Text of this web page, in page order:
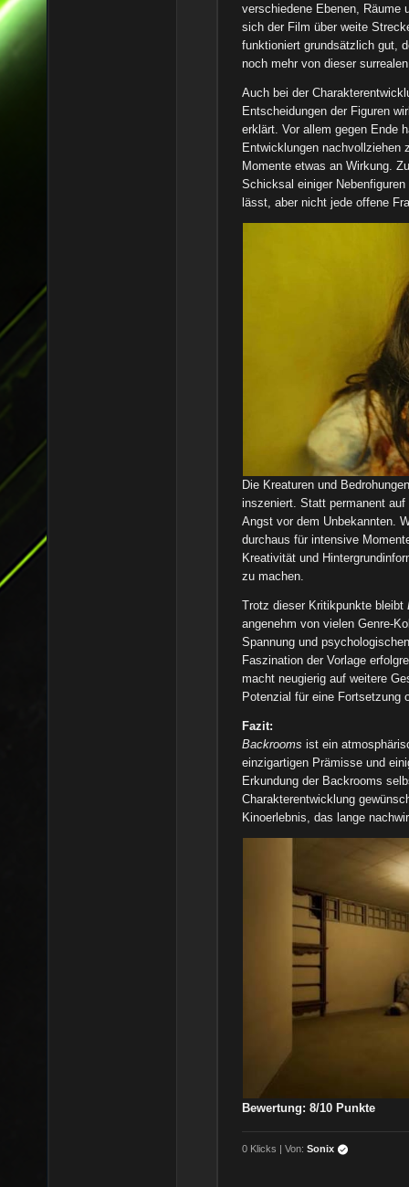
verschiedene Ebenen, Räume
sich der Film über weite
funktioniert grundsätzlich gut,
noch mehr von dieser
Auch bei der
Entscheidungen der Figuren
erklärt. Vor allem gegen Ende
Entwicklungen nachvollziehen
Momente etwas an Wirkung.
Schicksal einiger
lässt, aber nicht jede offene
Die Kreaturen und
inszeniert. Statt permanent
Angst vor dem Unbekannten.
durchaus für intensive
Kreativität und
zu machen.
Trotz dieser Kritikpunkte bleibt
angenehm von vielen Genre-
Spannung und
Faszination der Vorlage
macht neugierig auf weitere
Potenzial für eine Fortsetzung
Fazit:
Backrooms ist ein
einzigartigen Prämisse und
Erkundung der Backrooms
Charakterentwicklung
Kinoerlebnis, das lange
Bewertung: 8/10 Punkte
0 Klicks | Von:Sonix